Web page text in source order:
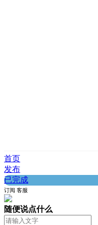
首页
发布
已完成
订阅 客服
随便说点什么